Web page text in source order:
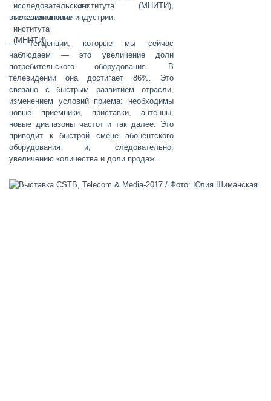
института (МНИТИ),
высказал мнение индустрии:
— Тенденции, которые мы сейчас
наблюдаем — это увеличение доли
потребительского оборудования. В
телевидении она достигает 86%. Это
связано с быстрым развитием отрасли,
изменением условий приема: необходимы
новые приемники, приставки, антенны,
новые диапазоны частот и так далее. Это
приводит к быстрой смене абонентского
оборудования и, следовательно,
увеличению количества и доли продаж.